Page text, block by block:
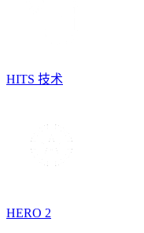
HITS 技术
HERO 2